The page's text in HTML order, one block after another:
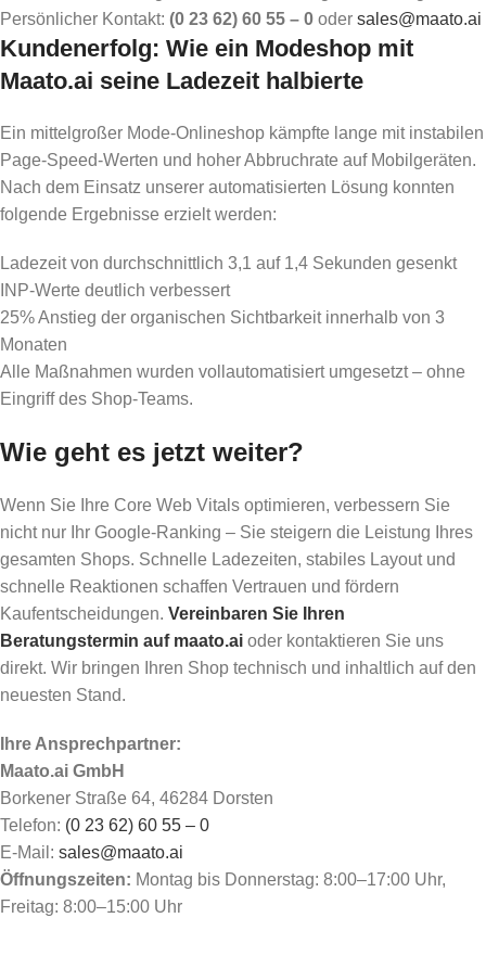
Persönlicher Kontakt: (0 23 62) 60 55 – 0 oder sales@maato.ai
Kundenerfolg: Wie ein Modeshop mit
Maato.ai seine Ladezeit halbierte
Ein mittelgroßer Mode-Onlineshop kämpfte lange mit instabilen
Page-Speed-Werten und hoher Abbruchrate auf Mobilgeräten.
Nach dem Einsatz unserer automatisierten Lösung konnten
folgende Ergebnisse erzielt werden:
Ladezeit von durchschnittlich 3,1 auf 1,4 Sekunden gesenkt
INP-Werte deutlich verbessert
25% Anstieg der organischen Sichtbarkeit innerhalb von 3
Monaten
Alle Maßnahmen wurden vollautomatisiert umgesetzt – ohne
Eingriff des Shop-Teams.
Wie geht es jetzt weiter?
Wenn Sie Ihre Core Web Vitals optimieren, verbessern Sie
nicht nur Ihr Google-Ranking – Sie steigern die Leistung Ihres
gesamten Shops. Schnelle Ladezeiten, stabiles Layout und
schnelle Reaktionen schaffen Vertrauen und fördern
Kaufentscheidungen. Vereinbaren Sie Ihren
Beratungstermin auf maato.ai oder kontaktieren Sie uns
direkt. Wir bringen Ihren Shop technisch und inhaltlich auf den
neuesten Stand.
Ihre Ansprechpartner:
Maato.ai GmbH
Borkener Straße 64, 46284 Dorsten
Telefon: (0 23 62) 60 55 – 0
E-Mail: sales@maato.ai
Öffnungszeiten: Montag bis Donnerstag: 8:00–17:00 Uhr,
Freitag: 8:00–15:00 Uhr